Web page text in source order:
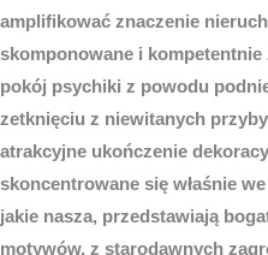
amplifikować znaczenie
skomponowane i
pokój psychiki z powodu
zetknięciu z niewitanych
atrakcyjne ukończenie
skoncentrowane się właśnie
jakie nasza, przedstawiają
motywów, z starodawnych